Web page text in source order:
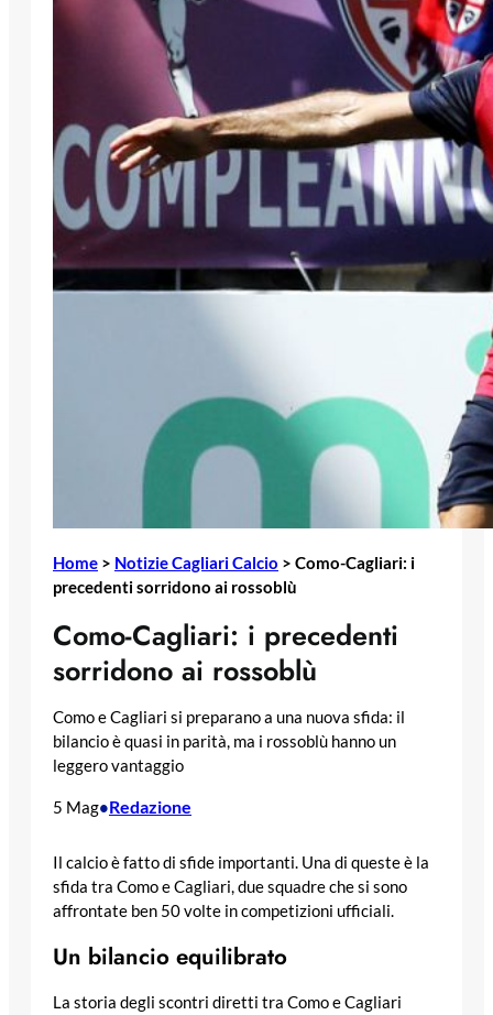
Home > Notizie Cagliari Calcio > Como-Cagliari: i
precedenti sorridono ai rossoblù
Como-Cagliari: i precedenti
sorridono ai rossoblù
Como e Cagliari si preparano a una nuova sfida: il
bilancio è quasi in parità, ma i rossoblù hanno un
leggero vantaggio
5 Mag•Redazione
Il calcio è fatto di sfide importanti. Una di queste è la
sfida tra Como e Cagliari, due squadre che si sono
affrontate ben 50 volte in competizioni ufficiali.
Un bilancio equilibrato
La storia degli scontri diretti tra Como e Cagliari